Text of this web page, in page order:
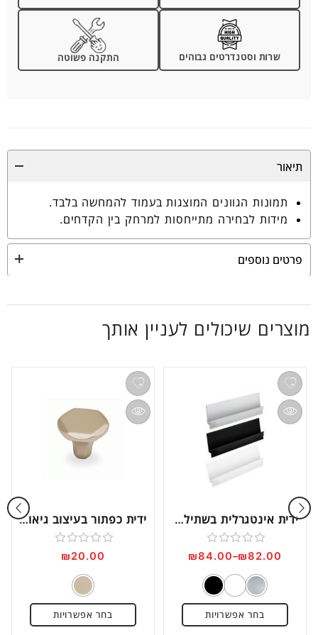
שרות וסטנדרטים גבוהים התקנה פשוטה
תיאור
תמונות הגוונים המוצגות בעמוד להמחשה בלבד.
מידות לבחירה מתייחסות למרחק בין הקדחים.
פרטים נוספים
מוצרים שיכולים לעניין אותך
ידית אינטגרלית בשתילה דגם IN1855
דורג
0
מתוך
5
₪82.00
–
₪84.00
בחר אפשרויות
ידית כפתור בעיצוב גיאומטרי דגם WP826
דורג
מתוך
5
₪20.00
בחר אפשרויות